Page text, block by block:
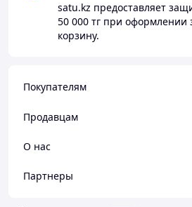
satu.kz предоставляет
50 000 тг при оформлении
корзину.
Покупателям
Продавцам
О нас
Партнеры